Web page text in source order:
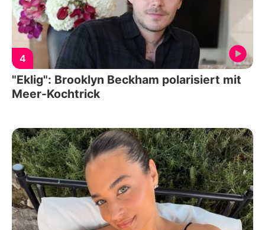
4
"Eklig": Brooklyn Beckham polarisiert mit
Meer-Kochtrick